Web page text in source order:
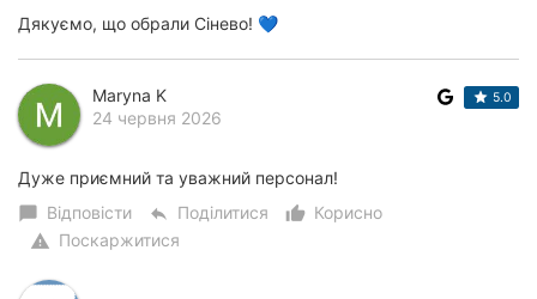
Дякуємо, що обрали Сінево! 💙
Maryna K
24 червня 2026
5.0
Дуже приємний та уважний персонал!
chat_bubble Відповісти reply Поділитися thumb_up_alt
Корисно
warning Поскаржитися